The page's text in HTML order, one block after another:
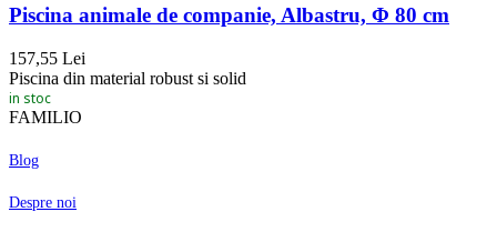
Piscina animale de companie, Albastru, Φ 80 cm
157,55 Lei
Piscina din material robust si solid
in stoc
FAMILIO
Blog
Despre noi